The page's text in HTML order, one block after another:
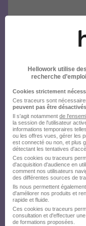
Hellowork utilise
recherche
Cookies strictement
Ces traceurs sont
peuvent pas être désactivés
Il s'agit notamment de
la session de l'utilisateur
informations temporaires
ou les offres vues, gérer les
est connecté ou non, et plus
détectant les tentatives
Ces cookies ou traceurs
d'acquisition d'audience en
comment nos utilisateurs
des différentes sources de
Ils nous permettent
d'améliorer nos produits et
rapide et fluide.
Ces cookies ou traceurs
consultation et d'effectuer
de formations proposées.